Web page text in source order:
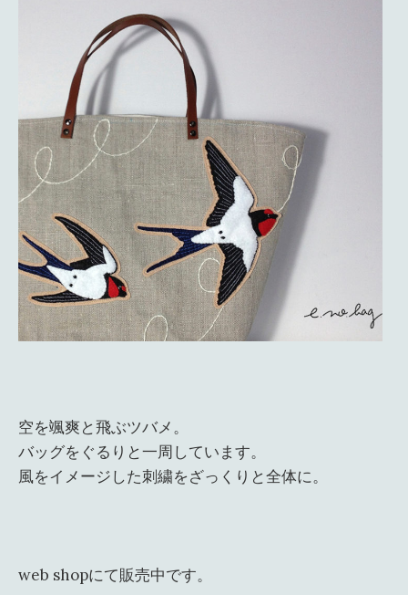
空を颯爽と飛ぶツバメ。
バッグをぐるりと一周しています。
風をイメージした刺繍をざっくりと全体に。
web shopにて販売中です。